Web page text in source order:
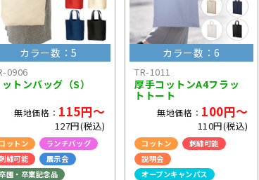
カラー数：5
0906
トンバッグ（S）
無地価格： 115円～
127円(税込)
ットン
ランチバッグ
繍可能
展示会
園・卒業記念品
カラー数：6
TR-1011
厚手コットンA4フラッ
トトート
無地価格： 100円～
110円(税込)
コットン
刺繍可能
説明会
オープンキャンパス